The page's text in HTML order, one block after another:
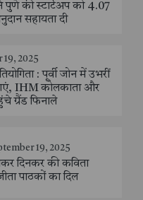
पुणे की स्टार्टअप को 4.07
सहायता दी
19, 2025
: पूर्वी जोन में उभरीं
IHM कोलकाता और
ग्रैंड फिनाले
19, 2025
दिनकर की कविता
पाठकों का दिल